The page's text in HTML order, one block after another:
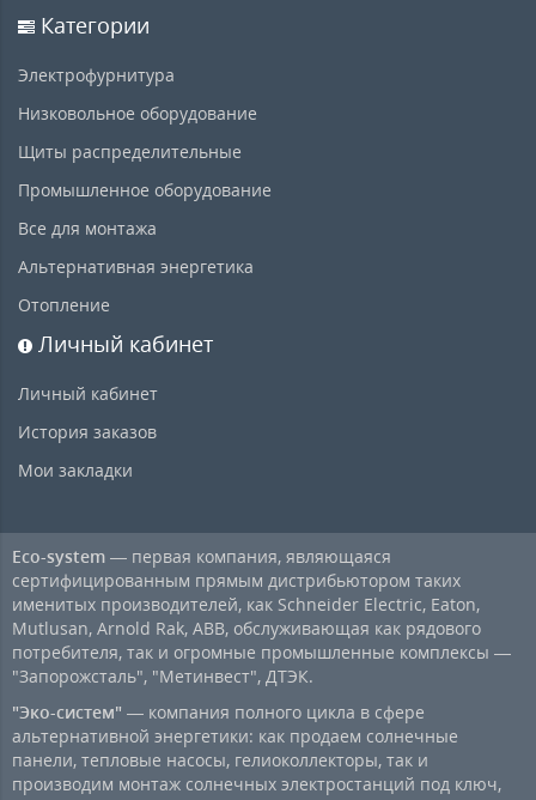
Категории
Электрофурнитура
Низковольное оборудование
Щиты распределительные
Промышленное оборудование
Все для монтажа
Альтернативная энергетика
Отопление
Личный кабинет
Личный кабинет
История заказов
Мои закладки
Eco-system — первая компания, являющаяся
сертифицированным прямым дистрибьютором таких
именитых производителей, как Schneider Electric, Eaton,
Mutlusan, Arnold Rak, ABB, обслуживающая как рядового
потребителя, так и огромные промышленные комплексы —
"Запорожсталь", "Метинвест", ДТЭК.
"Эко-систем" — компания полного цикла в сфере
альтернативной энергетики: как продаем солнечные
панели, тепловые насосы, гелиоколлекторы, так и
производим монтаж солнечных электростанций под ключ,